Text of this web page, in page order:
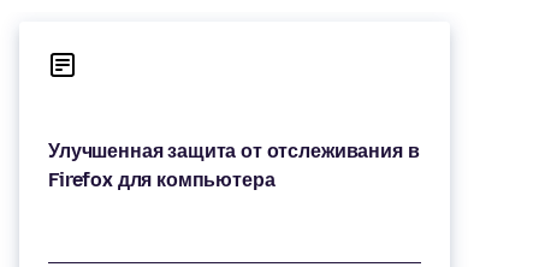
Улучшенная защита от отслеживания в
Firefox для компьютера